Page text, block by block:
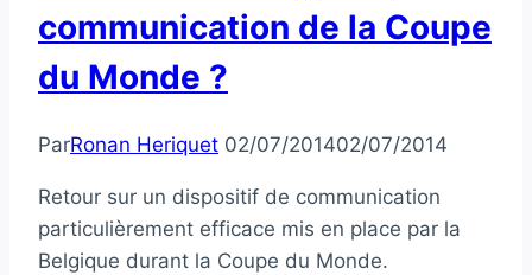
communication de la Coupe
du Monde ?
ParRonan Heriquet 02/07/201402/07/2014
Retour sur un dispositif de communication
particulièrement efficace mis en place par la
Belgique durant la Coupe du Monde.